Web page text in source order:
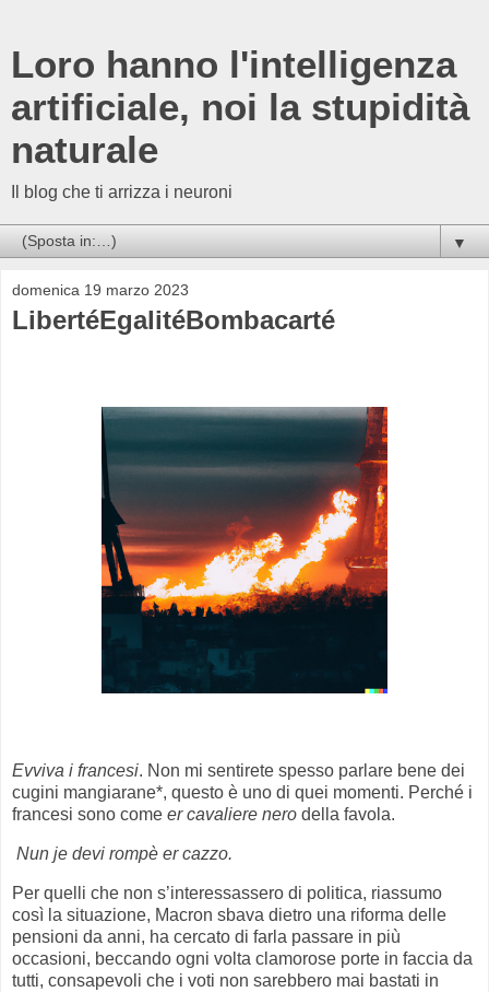
Loro hanno l'intelligenza
artificiale, noi la stupidità
naturale
Il blog che ti arrizza i neuroni
▼
domenica 19 marzo 2023
LibertéEgalitéBombacarté
Evviva i francesi. Non mi sentirete spesso parlare bene dei
cugini mangiarane*, questo è uno di quei momenti. Perché i
francesi sono come er cavaliere nero della favola.
Nun je devi rompè er cazzo.
Per quelli che non s’interessassero di politica, riassumo
così la situazione, Macron sbava dietro una riforma delle
pensioni da anni, ha cercato di farla passare in più
occasioni, beccando ogni volta clamorose porte in faccia da
tutti, consapevoli che i voti non sarebbero mai bastati in